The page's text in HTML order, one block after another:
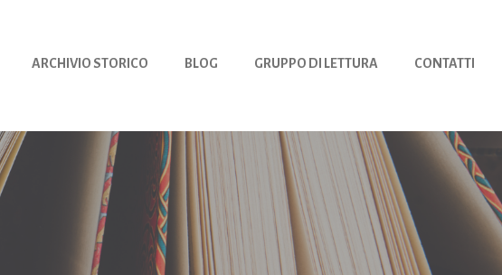
ARCHIVIO STORICO BLOG GRUPPO DI LETTURA CONTATTI